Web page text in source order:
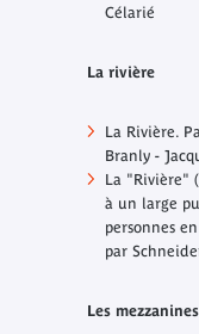
Célarié
La rivière
La Rivière.
Branly -
La "Rivière"
à un large
personnes
par
Les mezzanines